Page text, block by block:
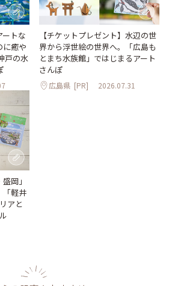
ートな
に癒や
戸の水
【チケットプレゼント】水辺の世
界から浮世絵の世界へ。「広島も
とまち水族館」ではじまるアート
さんぽ
広島県 [PR] 2026.07.31
岡」
「軽井
アと